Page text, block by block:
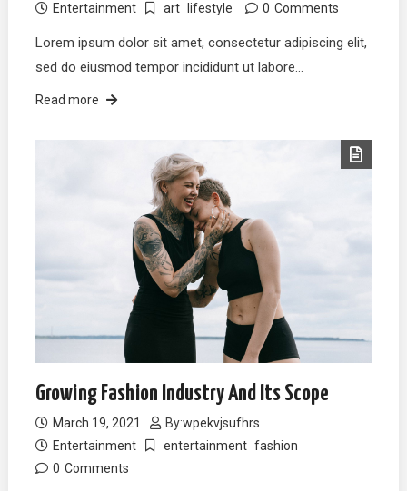
Entertainment
art lifestyle 0 Comments
Lorem ipsum dolor sit amet, consectetur adipiscing elit,
sed do eiusmod tempor incididunt ut labore…
Read more
Growing Fashion Industry And Its Scope
March 19, 2021 By:wpekvjsufhrs
Entertainment
entertainment fashion
0 Comments